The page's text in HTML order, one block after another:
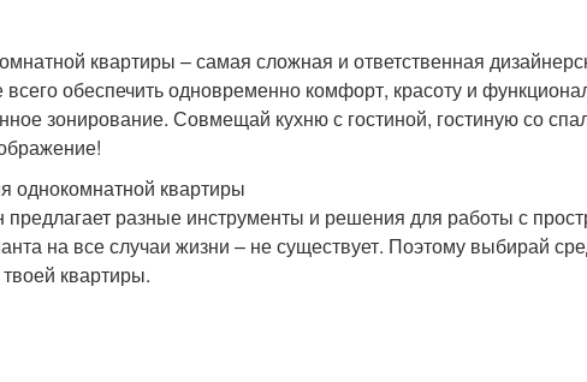
квартиры – самая сложная и ответственная
всего обеспечить одновременно комфорт, красоту и
зонирование. Совмещай кухню с гостиной, гостиную со
однокомнатной квартиры
разные инструменты и решения для работы с
на все случаи жизни – не существует. Поэтому выбирай
квартиры.